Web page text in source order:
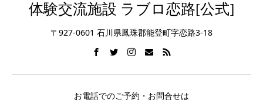
体験交流施設 ラブロ恋路[公式]
〒927-0601 石川県鳳珠郡能登町字恋路3-18
お電話でのご予約・お問合せは